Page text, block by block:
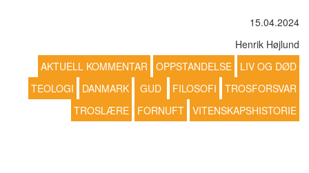
15.04.2024
Henrik Højlund
AKTUELL KOMMENTAR OPPSTANDELSE
LIV OG DØD
TEOLOGI
DANMARK GUD FILOSOFI
TROSFORSVAR
TROSLÆRE
FORNUFT VITENSKAPSHISTORIE